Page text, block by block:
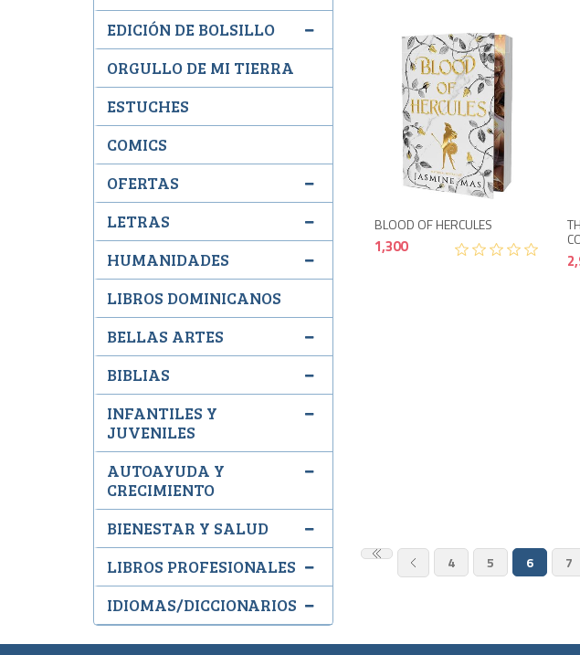
BLOOD OF HERCULES
1,300
4 5 6 7
EDICIÓN DE BOLSILLO
ORGULLO DE MI TIERRA
ESTUCHES
COMICS
OFERTAS
LETRAS
HUMANIDADES
LIBROS DOMINICANOS
BELLAS ARTES
BIBLIAS
INFANTILES Y
JUVENILES
AUTOAYUDA Y
CRECIMIENTO
BIENESTAR Y SALUD
LIBROS PROFESIONALES
IDIOMAS/DICCIONARIOS